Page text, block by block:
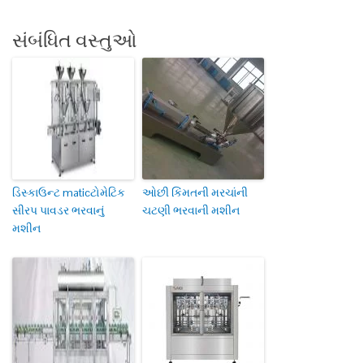
સંબંધિત વસ્તુઓ
ડિસ્કાઉન્ટ maticટોમેટિક
સીરપ પાવડર ભરવાનું
મશીન
ઓછી કિંમતની મરચાંની
ચટણી ભરવાની મશીન